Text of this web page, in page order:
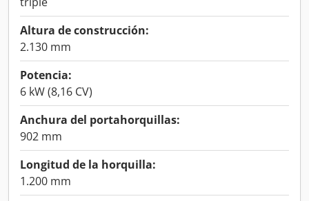
Altura de construcción:
2.130 mm
Potencia:
6 kW (8,16 CV)
Anchura del portahorquillas:
902 mm
Longitud de la horquilla:
1.200 mm